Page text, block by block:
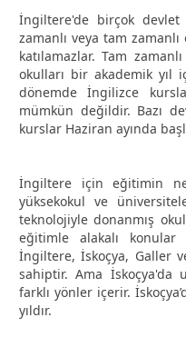
İngiltere'de birçok devlet
zamanlı veya tam
katılamazlar. Tam
okulları bir akademik yıl
dönemde İngilizce
mümkün değildir. Bazı
kurslar Haziran ayında
İngiltere için eğitimin
yüksekokul ve
teknolojiyle donanmış
eğitimle alakalı konular
İngiltere, İskoçya, Galler
sahiptir. Ama İskoçya'da
farklı yönler içerir.
yıldır.